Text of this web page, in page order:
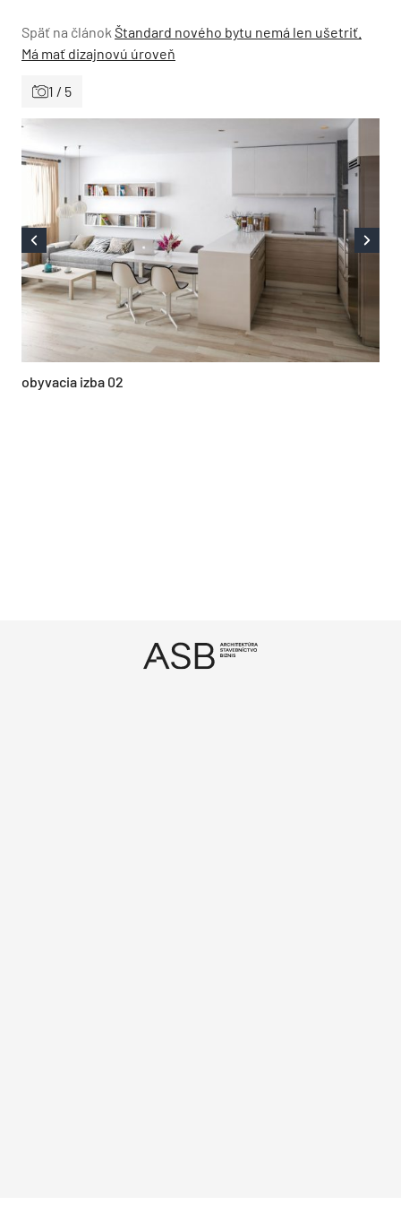
Späť na článok Štandard nového bytu nemá len ušetriť.
Má mať dizajnovú úroveň
1 / 5
obyvacia izba 02